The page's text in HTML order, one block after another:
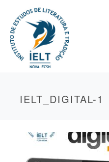
IELT_DIGITAL-1